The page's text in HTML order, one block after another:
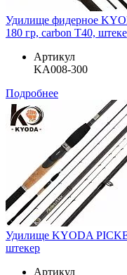
Удилище фидерное
180 гр, carbon T40,
Артикул
KA008-300
Подробнее
Удилище KYODA
штекер
Артикул